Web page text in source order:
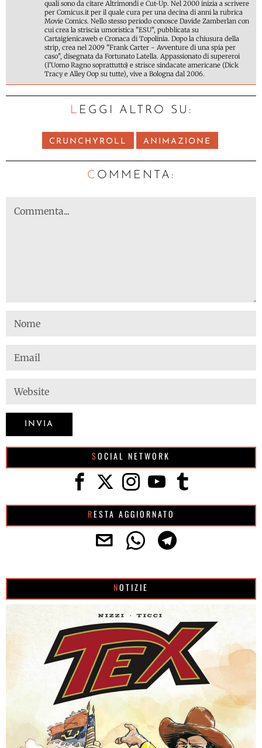
quali sono da citare Altrimondi e Cut-Up. Nel 2000 inizia a scrivere
per Comicus.it per il quale cura per una decina di anni la rubrica
Movie Comics. Nello stesso periodo conosce Davide Zamberlan con
cui crea la striscia umoristica "ESU", pubblicata su
Cartaigienicaweb e Cronaca di Topolinia. Dopo la chiusura della
strip, crea nel 2009 "Frank Carter - Avventure di una spia per
caso", disegnata da Fortunato Latella. Appassionato di supereroi
(l'Uomo Ragno soprattutto) e strisce sindacate americane (Dick
Tracy e Alley Oop su tutte), vive a Bologna dal 2006.
LEGGI ALTRO SU:
CRUNCHYROLL ANIMAZIONE
C OMMENTA:
SOCIAL NETWORK
RESTA AGGIORNATO
NOTIZIE